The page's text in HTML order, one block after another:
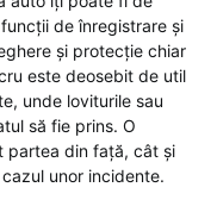
de înregistrare și
și protecție chiar
este deosebit de util
unde loviturile sau
să fie prins. O
partea din față, cât și
unor incidente.